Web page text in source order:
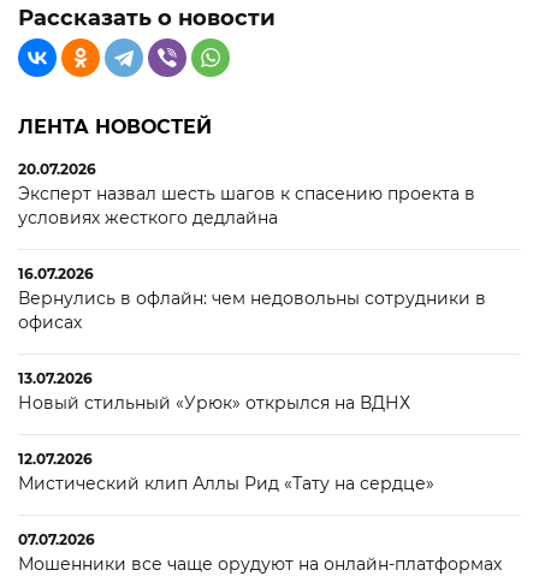
Рассказать о новости
ЛЕНТА НОВОСТЕЙ
20.07.2026
Эксперт назвал шесть шагов к спасению проекта в
условиях жесткого дедлайна
16.07.2026
Вернулись в офлайн: чем недовольны сотрудники в
офисах
13.07.2026
Новый стильный «Урюк» открылся на ВДНХ
12.07.2026
Мистический клип Аллы Рид «Тату на сердце»
07.07.2026
Мошенники все чаще орудуют на онлайн-платформах